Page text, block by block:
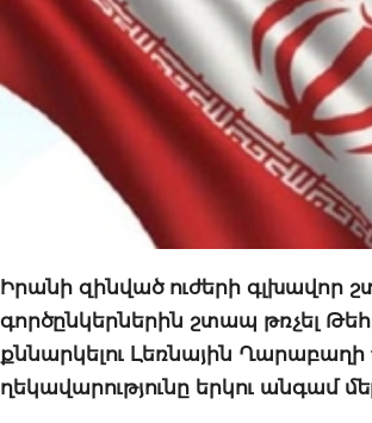
Իրանի զինված ուժերի գլխավոր
գործընկերներին շտապ թռչել
քննարկելու Լեռնային
ղեկավարությունը երկու անգամ